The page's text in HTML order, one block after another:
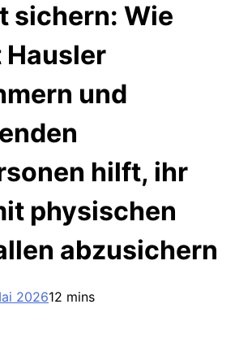
sichern: Wie
Hausler
und
hilft, ihr
physischen
abzusichern
202612 mins